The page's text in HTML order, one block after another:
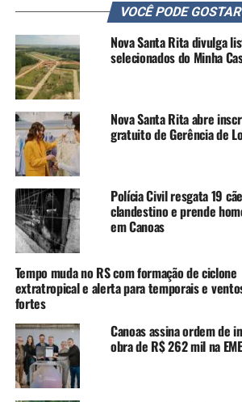
“O estágio
os alunos apliquem
prática os
adquiridos durante
formação, ao
em que conhecem o
funcionamento do
público e
as atividades
pelo município”,
Para o nível superior, há vagas para
diversas áreas, entre elas
Urbanismo, Ciências Contábeis, Direito,
Engenharia Civil, Jornalismo, Medicina
VOCÊ PODE GOSTAR
Nova Santa Rita divulga
selecionados do Minha
Nova Santa Rita abre
gratuito de Gerência de
Polícia Civil resgata 19
clandestino e prende
em Canoas
Tempo muda no RS com formação de ciclone
extratropical e alerta para temporais e
fortes
Canoas assina ordem de
obra de R$ 262 mil na